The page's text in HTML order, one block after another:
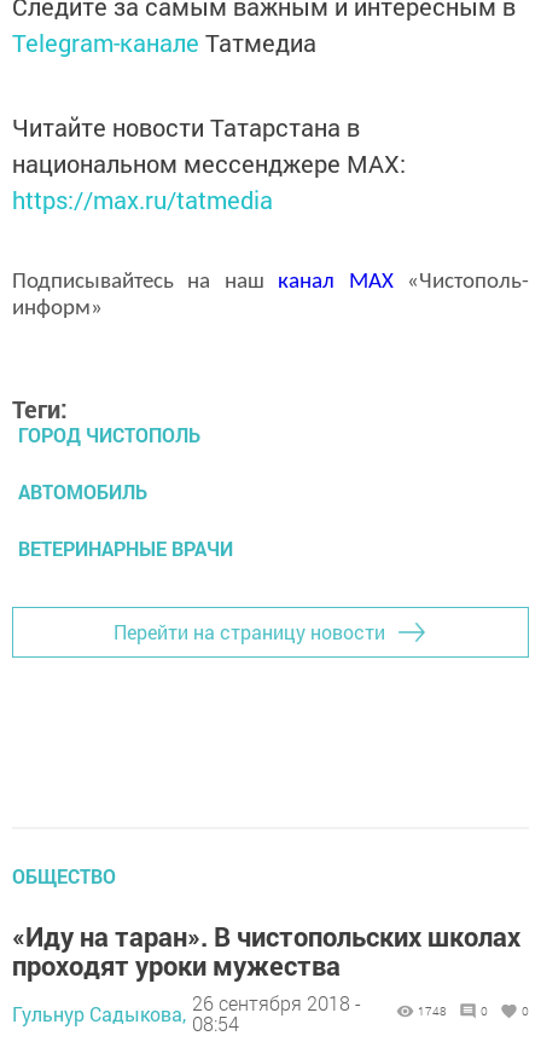
Telegram-канале Татмедиа
Читайте новости Татарстана в
национальном мессенджере MАХ:
https://max.ru/tatmedia
Подписывайтесь на наш канал MAX«Чистополь-
информ»
Теги:
ГОРОД ЧИСТОПОЛЬ
АВТОМОБИЛЬ
ВЕТЕРИНАРНЫЕ ВРАЧИ
Перейти на страницу новости
ОБЩЕСТВО
«Иду на таран». В чистопольских школах
проходят уроки мужества
Гульнур Садыкова, 26 сентября 2018 -
08:54
1748 0 0